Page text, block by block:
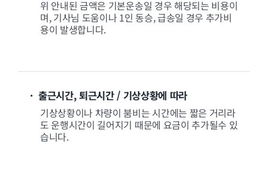
위 안내된 금액은 기본운송일 경우 해당되는 비용이
며, 기사님 도움이나 1인 동승, 급송일 경우 추가비
용이 발생합니다.
· 출근시간, 퇴근시간 / 기상상황에 따라
기상상황이나 차량이 붐비는 시간에는 짧은 거리라
도 운행시간이 길어지기 때문에 요금이 추가될수 있
습니다.